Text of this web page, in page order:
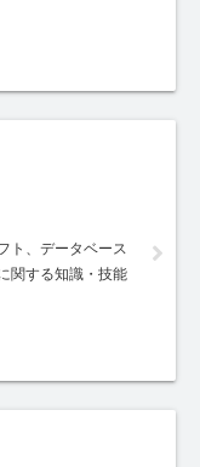
ト、データベース
関する知識・技能